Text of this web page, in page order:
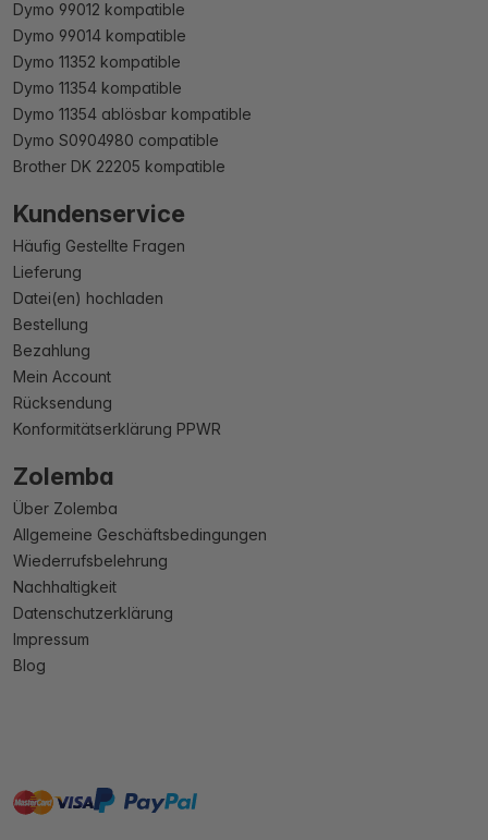
Dymo 99012 kompatible
Dymo 99014 kompatible
Dymo 11352 kompatible
Dymo 11354 kompatible
Dymo 11354 ablösbar kompatible
Dymo S0904980 compatible
Brother DK 22205 kompatible
Kundenservice
Häufig Gestellte Fragen
Lieferung
Datei(en) hochladen
Bestellung
Bezahlung
Mein Account
Rücksendung
Konformitätserklärung PPWR
Zolemba
Über Zolemba
Allgemeine Geschäftsbedingungen
Wiederrufsbelehrung
Nachhaltigkeit
Datenschutzerklärung
Impressum
Blog
mastervisa paypal